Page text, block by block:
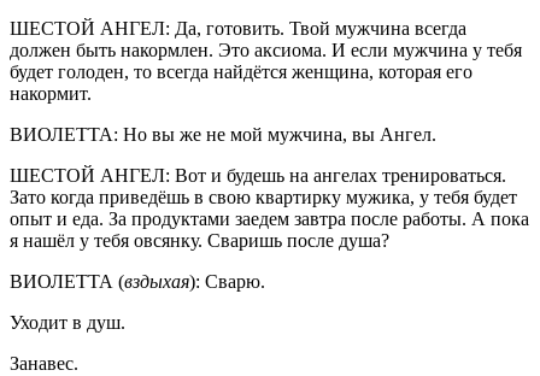
ШЕСТОЙ АНГЕЛ: Да, готовить. Твой мужчина всегда
должен быть накормлен. Это аксиома. И если мужчина у тебя
будет голоден, то всегда найдётся женщина, которая его
накормит.
ВИОЛЕТТА: Но вы же не мой мужчина, вы Ангел.
ШЕСТОЙ АНГЕЛ: Вот и будешь на ангелах тренироваться.
Зато когда приведёшь в свою квартирку мужика, у тебя будет
опыт и еда. За продуктами заедем завтра после работы. А пока
я нашёл у тебя овсянку. Сваришь после душа?
ВИОЛЕТТА (вздыхая): Сварю.
Уходит в душ.
Занавес.